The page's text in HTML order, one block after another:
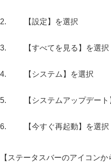
【設定】を選択
【すべてを見る】を選択
【システム】を選択
【システムアップデー
【今すぐ再起動】を選択
【ステータスバーのアイコンか